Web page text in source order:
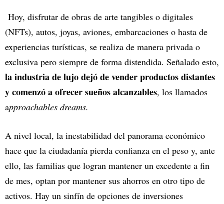
Hoy, disfrutar de obras de arte tangibles o digitales
(NFTs), autos, joyas, aviones, embarcaciones o hasta de
experiencias turísticas, se realiza de manera privada o
exclusiva pero siempre de forma distendida. Señalado esto,
la industria de lujo dejó de vender productos distantes
y comenzó a ofrecer sueños alcanzables, los llamados
approachables dreams.
A nivel local, la inestabilidad del panorama económico
hace que la ciudadanía pierda confianza en el peso y, ante
ello, las familias que logran mantener un excedente a fin
de mes, optan por mantener sus ahorros en otro tipo de
activos. Hay un sinfín de opciones de inversiones